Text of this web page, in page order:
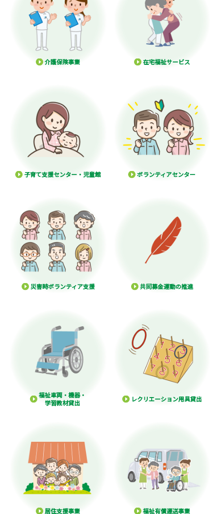
介護保険事業 在宅福祉サービス
子育て支援センター・児童館 ボランティアセンター
災害時ボランティア支援 共同募金運動の推進
福祉車両・機器・
学習教材貸出
レクリエーション用具貸出
居住支援事業 福祉有償運送事業